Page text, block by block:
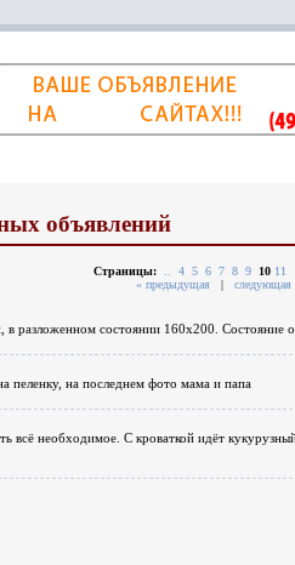
объявлений
Страницы: 4 5 6 7 8 9 10 11
« предыдущая| следующая
разложенном состоянии 160х200. Состояние
пеленку, на последнем фото мама и папа
всё необходимое. С кроваткой идёт